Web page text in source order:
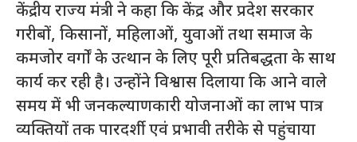
केंद्रीय राज्य मंत्री ने कहा कि केंद्र और प्रदेश सरकार
गरीबों, किसानों, महिलाओं, युवाओं तथा समाज के
कमजोर वर्गों के उत्थान के लिए पूरी प्रतिबद्धता के साथ
कार्य कर रही है। उन्होंने विश्वास दिलाया कि आने वाले
समय में भी जनकल्याणकारी योजनाओं का लाभ पात्र
व्यक्तियों तक पारदर्शी एवं प्रभावी तरीके से पहुंचाया